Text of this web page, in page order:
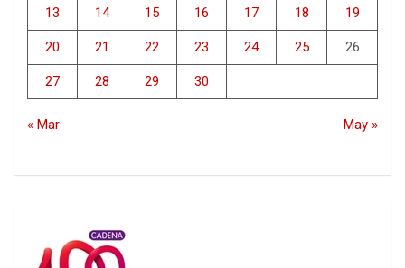
13 14 15 16 17 18 19
20 21 22 23 24 25 26
27 28 29 30
« Mar May »